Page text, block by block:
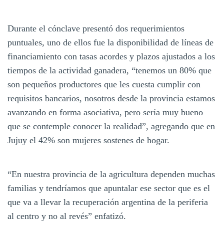
Durante el cónclave presentó dos requerimientos
puntuales, uno de ellos fue la disponibilidad de líneas de
financiamiento con tasas acordes y plazos ajustados a los
tiempos de la actividad ganadera, “tenemos un 80% que
son pequeños productores que les cuesta cumplir con
requisitos bancarios, nosotros desde la provincia estamos
avanzando en forma asociativa, pero sería muy bueno
que se contemple conocer la realidad”, agregando que en
Jujuy el 42% son mujeres sostenes de hogar.
“En nuestra provincia de la agricultura dependen muchas
familias y tendríamos que apuntalar ese sector que es el
que va a llevar la recuperación argentina de la periferia
al centro y no al revés” enfatizó.